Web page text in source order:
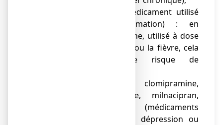
● glucocorticoïdes (médicament utilisé
pour traiter l’inflammation) : en
association avec l’aspirine, utilisé à dose
pour traiter la douleur ou la fièvre, cela
peut augmenter le risque de
● amitriptylline, clomipramine,
duloxétine, imipramine, milnacipran,
oxitriptan, venlafaxine (médicaments
utilisés pour traiter la dépression ou